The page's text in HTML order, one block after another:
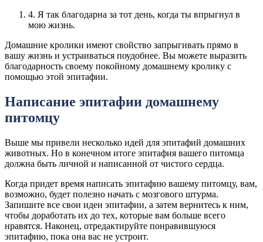
4. Я так благодарна за тот день, когда ты впрыгнул в
мою жизнь.
Домашние кролики имеют свойство запрыгивать прямо в
вашу жизнь и устраиваться поудобнее. Вы можете выразить
благодарность своему покойному домашнему кролику с
помощью этой эпитафии.
Написание эпитафии домашнему
питомцу
Выше мы привели несколько идей для эпитафий домашних
животных. Но в конечном итоге эпитафия вашего питомца
должна быть личной и написанной от чистого сердца.
Когда придет время написать эпитафию вашему питомцу, вам,
возможно, будет полезно начать с мозгового штурма.
Запишите все свои идеи эпитафии, а затем вернитесь к ним,
чтобы доработать их до тех, которые вам больше всего
нравятся. Наконец, отредактируйте понравившуюся
эпитафию, пока она вас не устроит.